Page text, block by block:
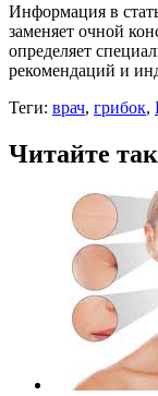
Информация в
заменяет очной
определяет
рекомендаций и
Теги: врач, грибок,
Читайте